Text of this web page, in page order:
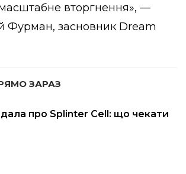
вторгнення», —
Фурман, засновник Dream
ЗАРАЗ
про Splinter Cell: що чекати